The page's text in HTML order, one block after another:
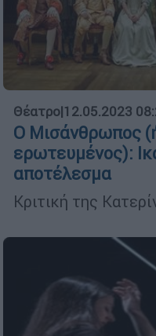
Θέατρο|12.05.2023
Ο Μισάνθρωπος
ερωτευμένος):
αποτέλεσμα
Κριτική της